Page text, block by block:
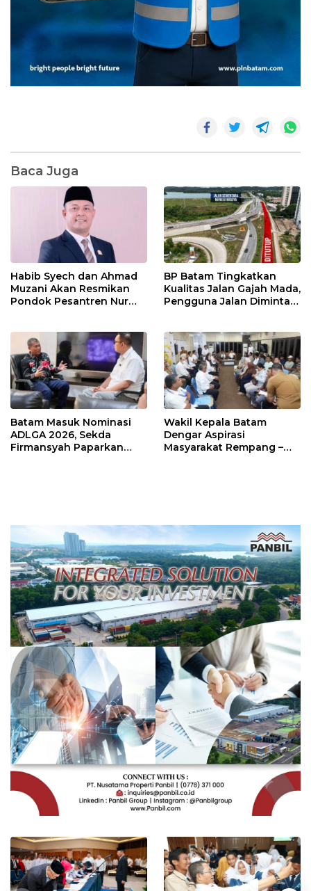
Baca Juga
Habib Syech dan Ahmad
Muzani Akan Resmikan
Pondok Pesantren Nur
BP Batam Tingkatkan
Kualitas Jalan Gajah Mada,
Pengguna Jalan Diminta
Batam Masuk Nominasi
ADLGA 2026, Sekda
Firmansyah Paparkan
Wakil Kepala Batam
Dengar Aspirasi
Masyarakat Rempang –